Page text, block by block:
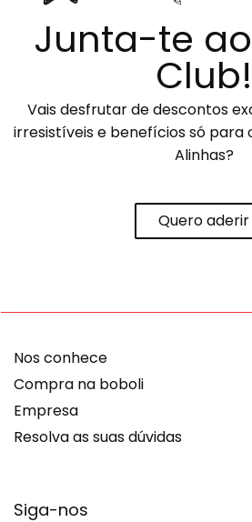
Junta-te
Club!
Vais desfrutar de descontos
irresistíveis e benefícios só para
Alinhas?
Quero aderir
Siga-nos
Nos conhece
Compra na boboli
Empresa
Resolva as suas dúvidas